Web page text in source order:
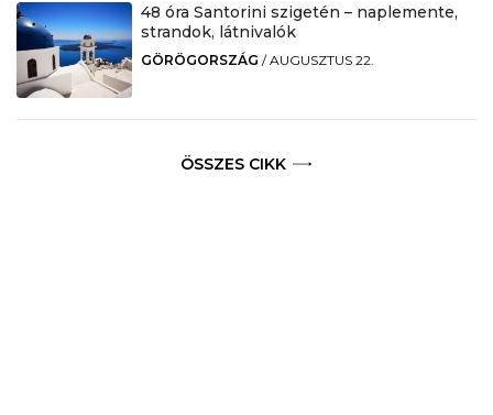
48 óra Santorini szigetén – naplemente,
strandok, látnivalók
GÖRÖGORSZÁG /AUGUSZTUS 22.
ÖSSZES CIKK